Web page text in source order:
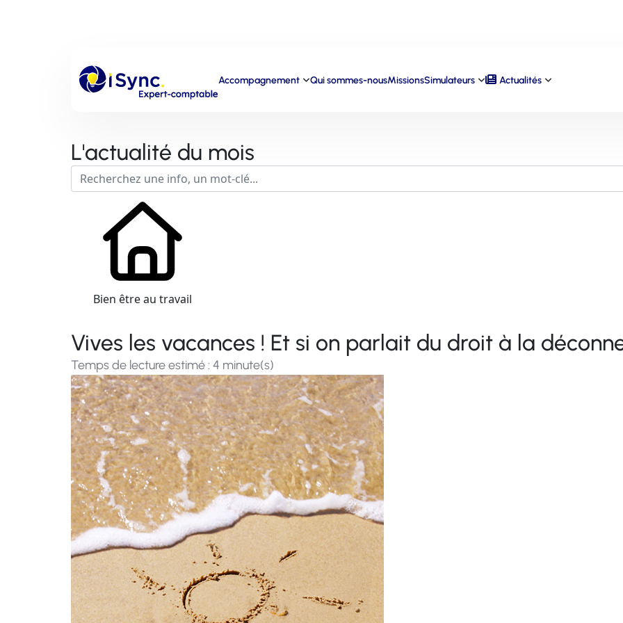
Accompagnement Qui sommes-nousMissionsSimulateurs Actualités
L'actualité du mois
Bien être au travail
Vives les vacances ! Et si on parlait du droit à la
Temps de lecture estimé : 4 minute(s)